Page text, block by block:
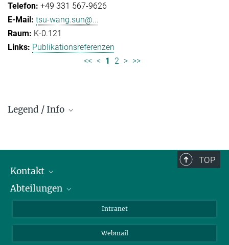
+49 331 567-9626
tsu-wang.sun@...
K-0.121
Publikationsreferenzen
<< < 1 2 > >>
Legend / Info
Z- ~ Central building (Zentralgebäude)
AS23a- ~ Berlin (SupraFAB)
TOP
Kontakt
Mitarbeiterverzeichnis
Abteilungen
Biomolekulare Systeme
Kolloidchemie
Intranet
Webmail